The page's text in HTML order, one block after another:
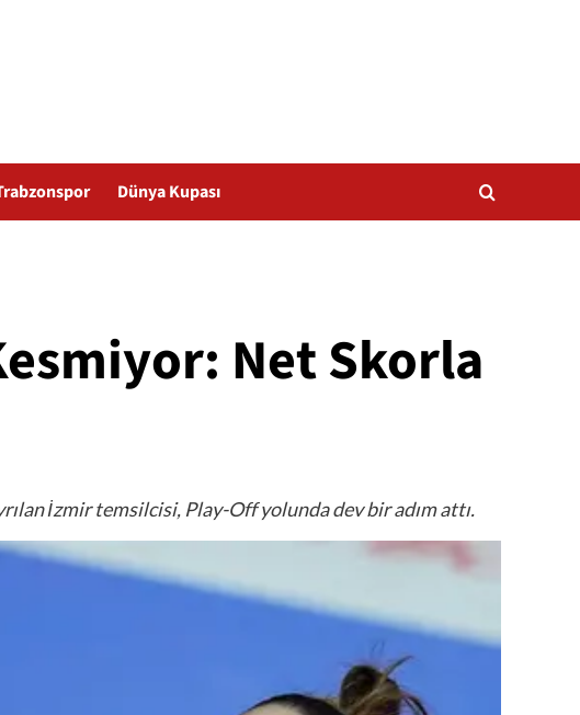
Dünya Kupası
Net Skorla
İzmir temsilcisi, Play-Off yolunda dev bir adım attı.